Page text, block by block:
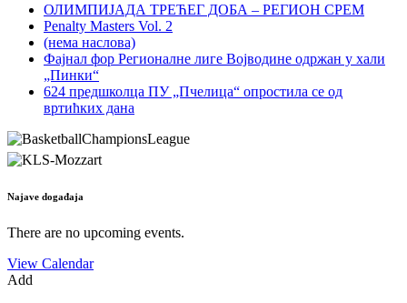
ОЛИМПИЈАДА ТРЕЋЕГ ДОБА – РЕГИОН СРЕМ
Penalty Masters Vol. 2
(нема наслова)
Фајнал фор Регионалне лиге Војводине одржан у хали
„Пинки“
624 предшколца ПУ „Пчелица“ опростила се од
вртићких дана
Najave događaja
There are no upcoming events.
View Calendar
Add